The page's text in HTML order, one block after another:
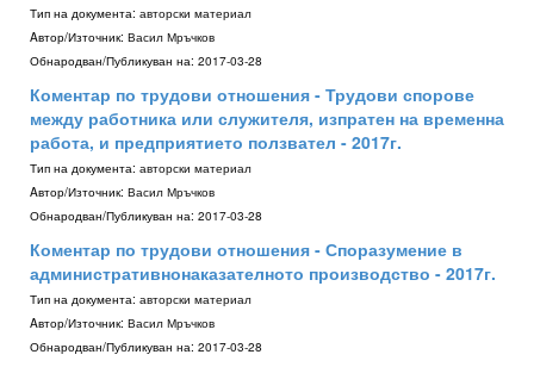
Тип на документа: авторски материал
Aвтор/Източник: Васил Мръчков
Обнародван/Публикуван на: 2017-03-28
Коментар по трудови отношения - Трудови спорове
между работника или служителя, изпратен на временна
работа, и предприятието ползвател - 2017г.
Тип на документа: авторски материал
Aвтор/Източник: Васил Мръчков
Обнародван/Публикуван на: 2017-03-28
Коментар по трудови отношения - Споразумение в
административнонаказателното производство - 2017г.
Тип на документа: авторски материал
Aвтор/Източник: Васил Мръчков
Обнародван/Публикуван на: 2017-03-28